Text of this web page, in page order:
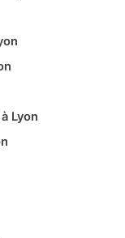
Lyon